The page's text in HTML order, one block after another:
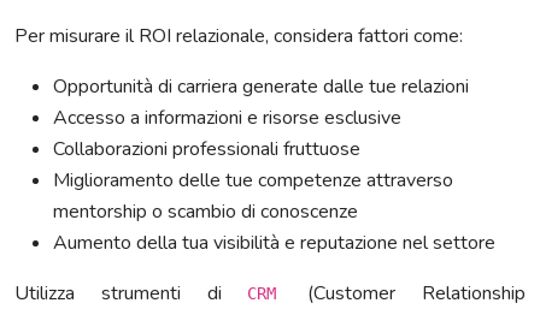
Per misurare il ROI relazionale, considera fattori come:
Opportunità di carriera generate dalle tue relazioni
Accesso a informazioni e risorse esclusive
Collaborazioni professionali fruttuose
Miglioramento delle tue competenze attraverso
mentorship o scambio di conoscenze
Aumento della tua visibilità e reputazione nel settore
Utilizza strumenti di
CRM (Customer Relationship